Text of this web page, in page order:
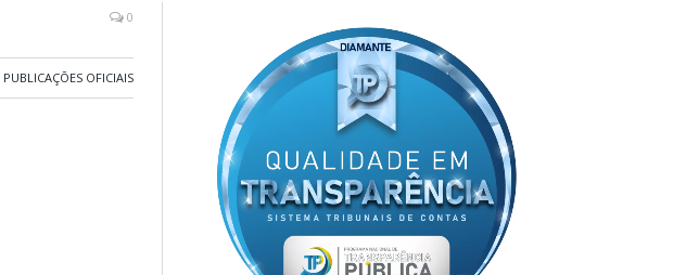
0
PUBLICAÇÕES OFICIAIS